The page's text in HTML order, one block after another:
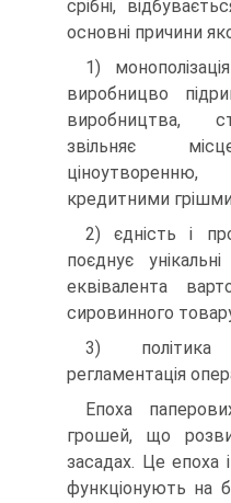
срібні,
основні причини
1)
виробницво
виробництва,
звільняє
ціноутворенню,
кредитними грішми
2) єдність і
поєднує
еквівалента
сировинного
3)
регламентація
Епоха
грошей, що
засадах. Це епоха
функціонують на